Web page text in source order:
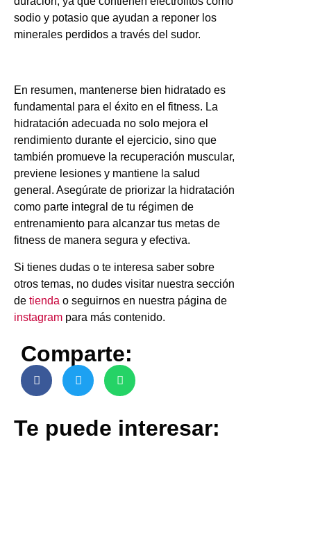
sodio y potasio que ayudan a reponer los
minerales perdidos a través del sudor.
En resumen, mantenerse bien hidratado es
fundamental para el éxito en el fitness. La
hidratación adecuada no solo mejora el
rendimiento durante el ejercicio, sino que
también promueve la recuperación muscular,
previene lesiones y mantiene la salud
general. Asegúrate de priorizar la hidratación
como parte integral de tu régimen de
entrenamiento para alcanzar tus metas de
fitness de manera segura y efectiva.
Si tienes dudas o te interesa saber sobre
otros temas, no dudes visitar nuestra sección
de tienda o seguirnos en nuestra página de
instagram para más contenido.
Comparte:
Te puede interesar: